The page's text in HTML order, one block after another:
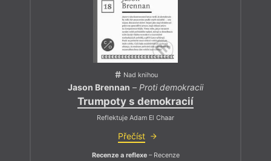
Nad knihou
Jason Brennan – Proti demokracii
Trumpoty s demokracií
Reflektuje Adam El Chaar
Přečíst
Recenze a reflexe– Recenze